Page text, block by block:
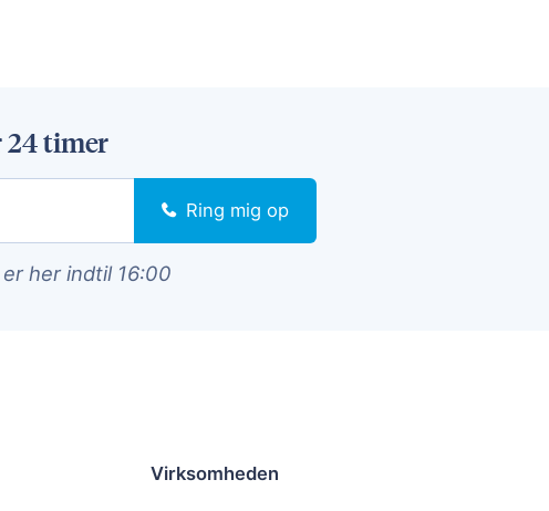
24 timer
Ring mig op
er her indtil 16:00
Virksomheden